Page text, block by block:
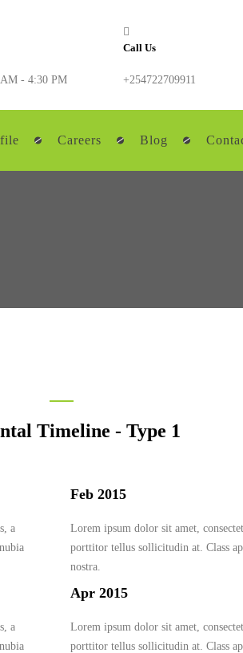
- 4:30 PM
Call Us
+254722709911
Careers Blog
Timeline - Type 1
a
Feb 2015
Lorem ipsum dolor sit amet,
porttitor tellus sollicitudin at. Class
nostra.
a
Apr 2015
Lorem ipsum dolor sit amet,
porttitor tellus sollicitudin at. Class